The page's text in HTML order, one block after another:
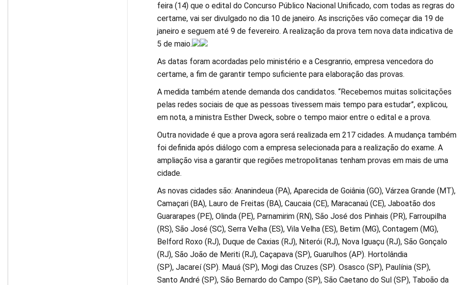
feira (14) que o edital do Concurso Público Nacional Unificado, com todas as regras do
certame, vai ser divulgado no dia 10 de janeiro. As inscrições vão começar dia 19 de
janeiro e seguem até 9 de fevereiro. A realização da prova tem nova data indicativa de
5 de maio.
As datas foram acordadas pelo ministério e a Cesgranrio, empresa vencedora do
certame, a fim de garantir tempo suficiente para elaboração das provas.
A medida também atende demanda dos candidatos. “Recebemos muitas solicitações
pelas redes sociais de que as pessoas tivessem mais tempo para estudar”, explicou,
em nota, a ministra Esther Dweck, sobre o tempo maior entre o edital e a prova.
Outra novidade é que a prova agora será realizada em 217 cidades. A mudança também
foi definida após diálogo com a empresa selecionada para a realização do exame. A
ampliação visa a garantir que regiões metropolitanas tenham provas em mais de uma
cidade.
As novas cidades são: Ananindeua (PA), Aparecida de Goiânia (GO), Várzea Grande (MT),
Camaçari (BA), Lauro de Freitas (BA), Caucaia (CE), Maracanaú (CE), Jaboatão dos
Guararapes (PE), Olinda (PE), Parnamirim (RN), São José dos Pinhais (PR), Farroupilha
(RS), São José (SC), Serra Velha (ES), Vila Velha (ES), Betim (MG), Contagem (MG),
Belford Roxo (RJ), Duque de Caxias (RJ), Niterói (RJ), Nova Iguaçu (RJ), São Gonçalo
(RJ), São João de Meriti (RJ), Caçapava (SP), Guarulhos (AP). Hortolândia
(SP), Jacareí (SP). Mauá (SP), Mogi das Cruzes (SP). Osasco (SP), Paulínia (SP),
Santo André (SP), São Bernardo do Campo (SP), São Caetano do Sul (SP), Taboão da